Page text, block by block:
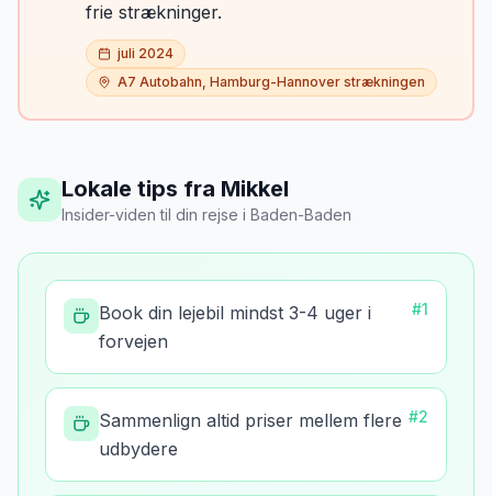
frie strækninger.
juli 2024
A7 Autobahn, Hamburg-Hannover strækningen
Lokale tips fra Mikkel
Insider-viden til din rejse i Baden-Baden
Book din lejebil mindst 3-4 uger i
forvejen
#1
Sammenlign altid priser mellem flere
udbydere
#2